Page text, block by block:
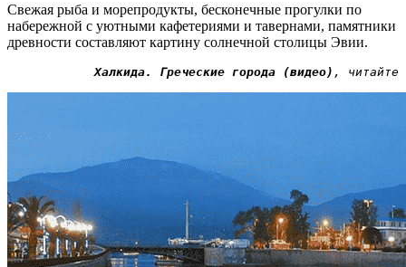
Свежая рыба и морепродукты, бесконечные прогулки по
набережной с уютными кафетериями и тавернами, памятники
древности составляют картину солнечной столицы Эвии.
Халкида. Греческие города (видео) , читайте